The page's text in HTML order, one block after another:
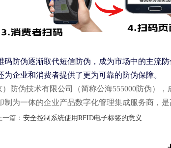
码防伪逐渐取代短信防伪，成为市场中的主流
企业和消费者提供了更为可靠的防伪保障。
防伪技术有限公司（简称公海555000防伪）
制为一体的企业产品数字化管理集成服务商，是
一篇： 安全控制系统使用RFID电子标签的意义